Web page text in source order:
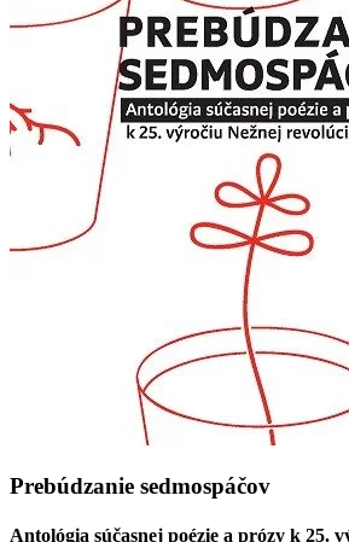
Prebúdzanie sedmospáčov
Antológia súčasnej poézie a prózy k 25.